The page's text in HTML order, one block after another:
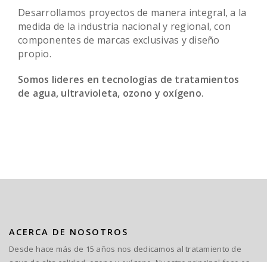
Desarrollamos proyectos de manera integral, a la
medida de la industria nacional y regional, con
componentes de marcas exclusivas y diseño
propio.
Somos lideres en tecnologías de tratamientos
de agua, ultravioleta, ozono y oxígeno.
ACERCA DE NOSOTROS
Desde hace más de 15 años nos dedicamos al tratamiento de